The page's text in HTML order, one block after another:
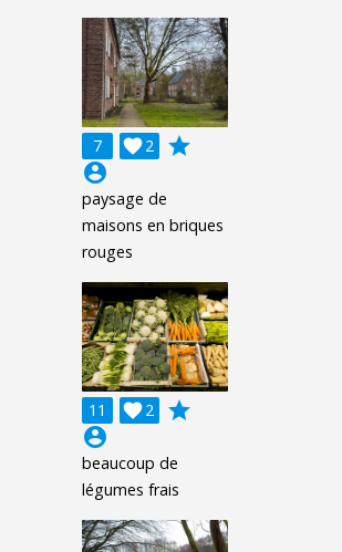
7 2

grade
account_circle
paysage de
maisons en briques
rouges
11 2

grade
account_circle
beaucoup de
légumes frais